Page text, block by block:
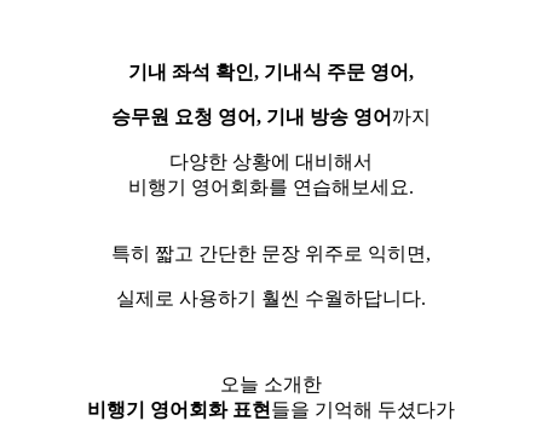
기내 좌석 확인, 기내식 주문 영어,
승무원 요청 영어, 기내 방송 영어 까지
다양한 상황에 대비해서
비행기 영어회화를 연습해보세요.
특히 짧고 간단한 문장 위주로 익히면,
실제로 사용하기 훨씬 수월하답니다.
오늘 소개한
비행기 영어회화 표현 들을 기억해 두셨다가